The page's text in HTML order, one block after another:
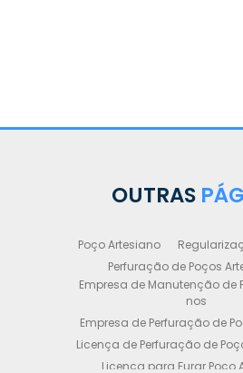
OUTRAS
Poço Artesiano
Perfuração de Poços
Empresa de Manutenção de
nos
Empresa de Perfuração de
Licença de Perfuração de
Licença para Furar Poço